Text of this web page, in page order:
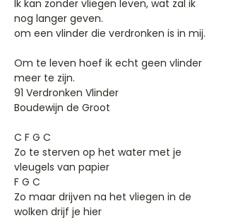
Ik kan zonder vliegen leven, wat zal ik
nog langer geven.
om een vlinder die verdronken is in mij.
Om te leven hoef ik echt geen vlinder
meer te zijn.
91 Verdronken Vlinder
Boudewijn de Groot
C F G C
Zo te sterven op het water met je
vleugels van papier
F G C
Zo maar drijven na het vliegen in de
wolken drijf je hier